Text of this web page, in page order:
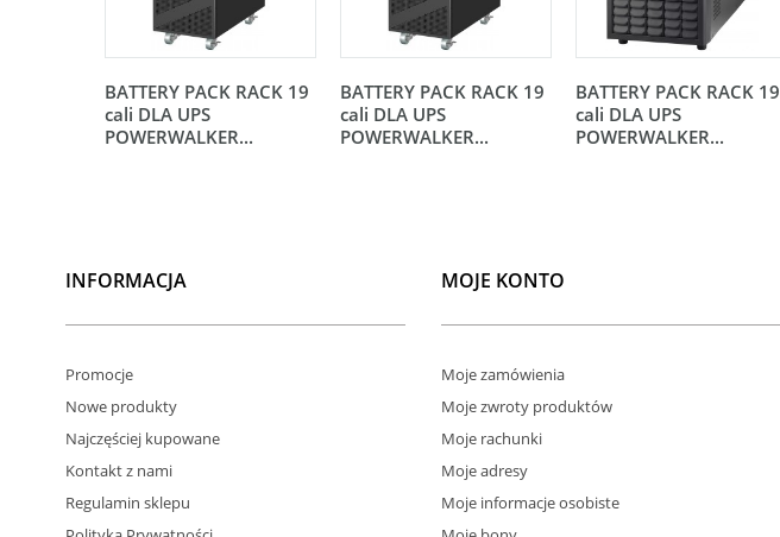
BATTERY PACK RACK 19
cali DLA UPS
POWERWALKER...
BATTERY PACK RACK 19
cali DLA UPS
POWERWALKER...
BATTERY PACK RACK 19
cali DLA UPS
POWERWALKER...
INFORMACJA
Promocje
Nowe produkty
Najczęściej kupowane
Kontakt z nami
Regulamin sklepu
MOJE KONTO
Moje zamówienia
Moje zwroty produktów
Moje rachunki
Moje adresy
Moje informacje osobiste